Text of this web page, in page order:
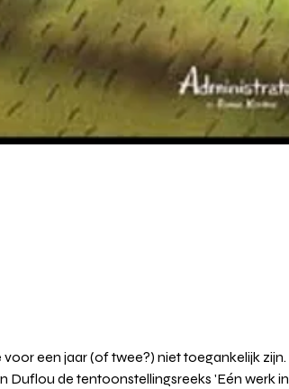
een jaar (of twee?) niet toegankelijk zijn.
Duflou de tentoonstellingsreeks 'Eén werk in